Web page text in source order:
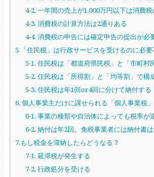
4-2. 一年間の売上が1,000万円以下は消費
4-3. 消費税の計算方法は2通りある
4-4. 消費税の申告には確定申告の提出が必
5.「住民税」は行政サービスを受けるのに必
5-1. 住民税は「都道府県民税」と「市町村
5-2. 住民税は「所得割」と「均等割」で構
5-3. 住民税は年1回or4回に分けて納付する
6. 個人事業主だけに課せられる「個人事業税」
6-1. 事業の種類や自治体によっても税率が
6-2. 納付は年2回。免税事業者には納付書
7.もし税金を滞納したらどうなる？
7-1. 延滞税が発生する
7-2. 行政処分を受ける